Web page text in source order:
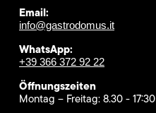
Email:
info@gastrodomus.it
WhatsApp:
+39 366 372 92 22
Öffnungszeiten
Montag – Freitag: 8.30 - 17:30